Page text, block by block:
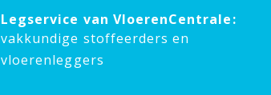
Legservice van VloerenCentrale:
vakkundige stoffeerders en
vloerenleggers